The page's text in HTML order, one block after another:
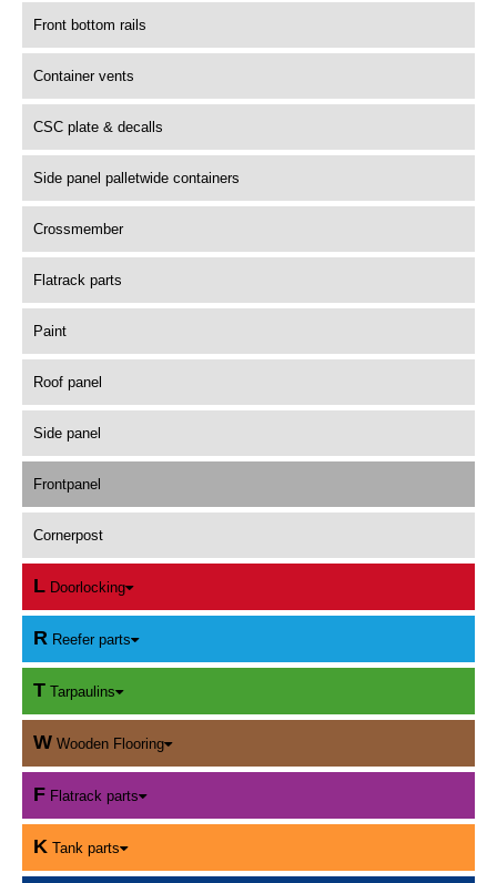
Front bottom rails
Container vents
CSC plate & decalls
Side panel palletwide containers
Crossmember
Flatrack parts
Paint
Roof panel
Side panel
Frontpanel
Cornerpost
L Doorlocking
R Reefer parts
T Tarpaulins
W Wooden Flooring
F Flatrack parts
K Tank parts